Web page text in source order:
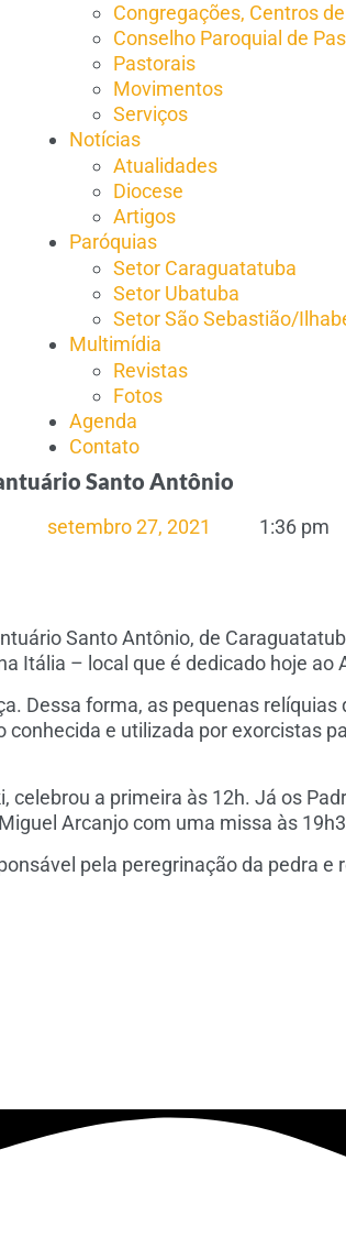
Congregações, Centros
Conselho Paroquial de
Pastorais
Movimentos
Serviços
Notícias
Atualidades
Diocese
Artigos
Paróquias
Setor Caraguatatuba
Setor Ubatuba
Setor São Sebastião/
Multimídia
Revistas
Fotos
Agenda
Contato
Santo Antônio
setembro 27, 2021 1:36 pm
Santo Antônio, de
Itália – local que é dedicado hoje ao
Dessa forma, as pequenas
e utilizada por exorcistas
celebrou a primeira às 12h. Já os
Arcanjo com uma missa às
pela peregrinação da pedra